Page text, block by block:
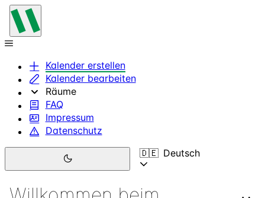
Kalender erstellen
Kalender bearbeiten
Räume
FAQ
Impressum
Datenschutz
🇩🇪 Deutsch